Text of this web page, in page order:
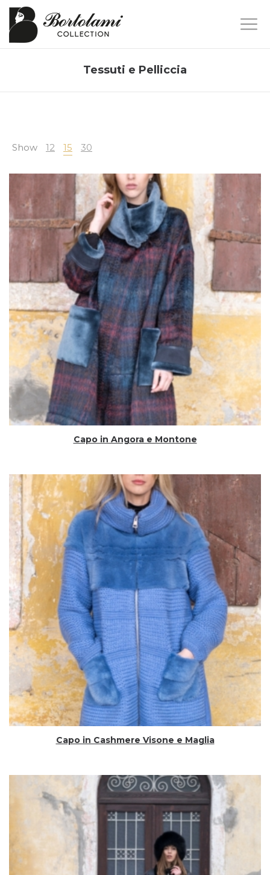
Tessuti e Pelliccia
Show 12 15 30
Capo in Angora e Montone
Capo in Cashmere Visone e Maglia